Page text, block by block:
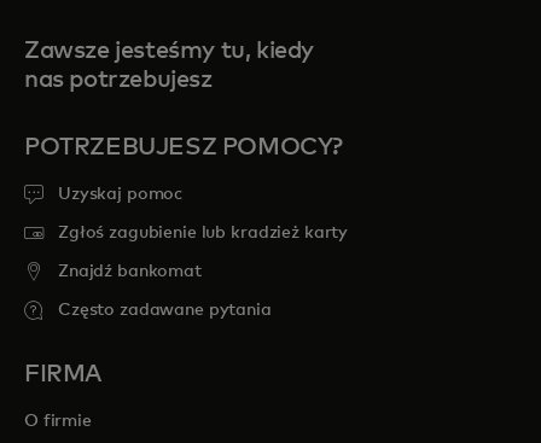
Zawsze jesteśmy tu, kiedy
nas potrzebujesz
POTRZEBUJESZ POMOCY?
Uzyskaj pomoc
Zgłoś zagubienie lub kradzież karty
Znajdź bankomat
Często zadawane pytania
FIRMA
O firmie